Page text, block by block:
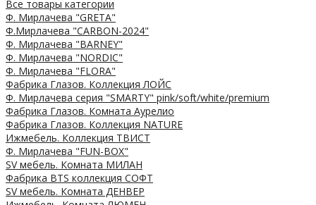
Все товары категории
Ф. Мирлачева "GRETA"
Ф.Мирлачева "CARBON-2024"
Ф. Мирлачева "BARNEY"
Ф. Мирлачева "NORDIC"
Ф. Мирлачева "FLORA"
Фабрика Глазов. Коллекция ЛОЙС
Ф. Мирлачева серия "SMARTY" pink/soft/white/premium
Фабрика Глазов. Комната Аурелио
Фабрика Глазов. Коллекция NATURE
Ижмебель. Коллекция ТВИСТ
Ф. Мирлачева "FUN-BOX"
SV мебель. Комната МИЛАН
Фабрика BTS коллекция СОФТ
SV мебель. Комната ДЕНВЕР